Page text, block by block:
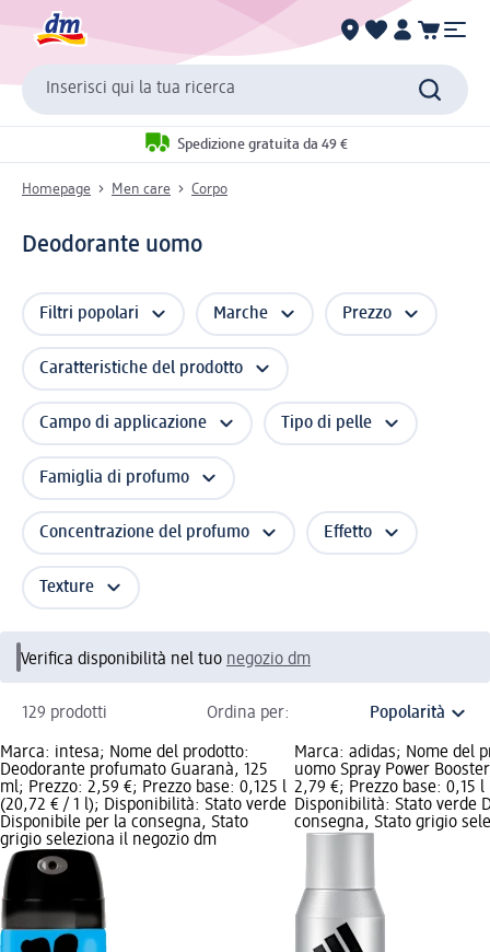
Inserisci qui la tua ricerca
Spedizione gratuita da 49 €
Homepage Men care Corpo
Deodorante uomo
Filtri popolari Marche Prezzo
Caratteristiche del prodotto
Campo di applicazione Tipo di pelle
Famiglia di profumo
Concentrazione del profumo Effetto
Texture
Verifica disponibilità nel tuo negozio dm
129 prodotti Ordina per:
Marca: intesa; Nome del prodotto:
Deodorante profumato Guaranà, 125
ml; Prezzo: 2,59 €; Prezzo base: 0,125 l
(20,72 € / 1 l); Disponibilità: Stato verde
Disponibile per la consegna, Stato
grigio seleziona il negozio dm
Marca: adidas; Nome del
uomo Spray Power
2,79 €; Prezzo base: 0,15 l
Disponibilità: Stato verde
consegna, Stato grigio